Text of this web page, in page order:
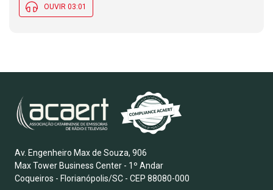
OUVIR 03:01
Av. Engenheiro Max de Souza, 906
Max Tower Business Center - 1º Andar
Coqueiros - Florianópolis/SC - CEP 88080-000